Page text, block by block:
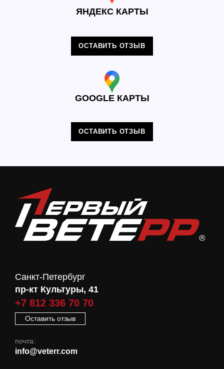
ЯНДЕКС КАРТЫ
ОСТАВИТЬ ОТЗЫВ
GOOGLE КАРТЫ
ОСТАВИТЬ ОТЗЫВ
Санкт-Петербург
пр-кт Культуры, 41
+7 812 336 70 70
Оставить отзыв
почта:
info@veterr.com